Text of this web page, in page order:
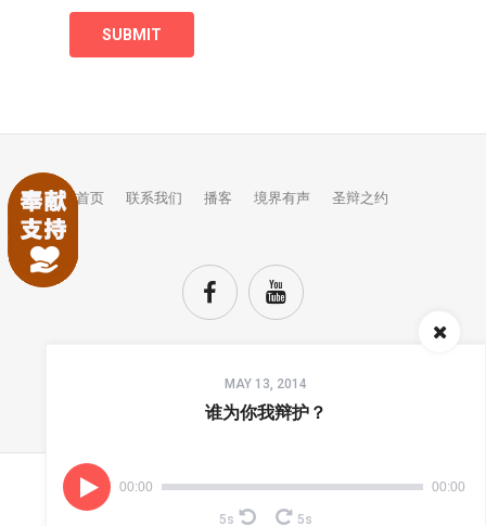
MAY 13, 2014
谁为你我辩护？
00:00 00:00
5s 5s
首页 联系我们 播客 境界有声 圣辩之约
TOP